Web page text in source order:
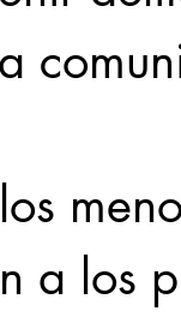
a los